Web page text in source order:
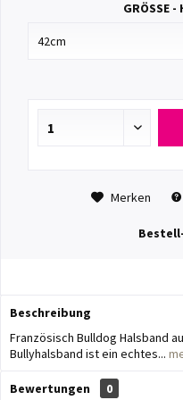
GRÖSSE -
Merken
Beschreibung
Französisch Bulldog Halsband
Bullyhalsband ist ein echtes...
Bewertungen 0